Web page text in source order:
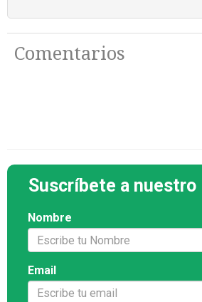
Comentarios
Suscríbete a
Nombre
Email